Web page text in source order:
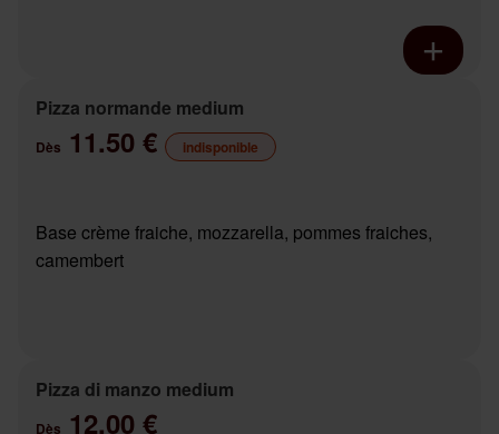
Pizza normande medium
Dès 11.50 € indisponible
Base crème fraiche, mozzarella, pommes fraiches,
camembert
Pizza di manzo medium
Dès 12.00 €